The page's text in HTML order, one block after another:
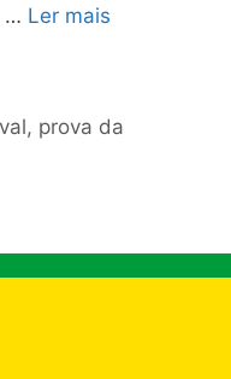
… Ler mais
, prova da